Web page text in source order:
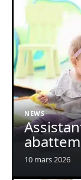
NEWS
10 mars 2026